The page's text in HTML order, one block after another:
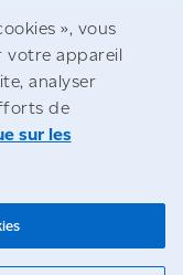
», vous
votre appareil
analyser
de
sur les